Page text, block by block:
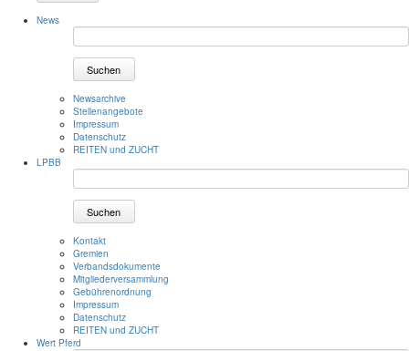
News
Suchen
Newsarchive
Stellenangebote
Impressum
Datenschutz
REITEN und ZUCHT
LPBB
Suchen
Kontakt
Gremien
Verbandsdokumente
Mitgliederversammlung
Gebührenordnung
Impressum
Datenschutz
REITEN und ZUCHT
Wert Pferd